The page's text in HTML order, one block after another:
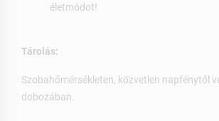
életmódot!
Tárolás:
Szobahőmérsékleten, közvetlen napfénytől
dobozában.